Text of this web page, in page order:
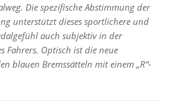
Die spezifische Abstimmung der
unterstützt dieses sportlichere und
auch subjektiv in der
Fahrers. Optisch ist die neue
blauen Bremssätteln mit einem „R“-